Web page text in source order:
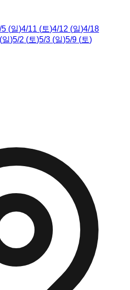
/5 (일)4/11 (토)4/12 (일)4/18
(일)5/2 (토)5/3 (일)5/9 (토)